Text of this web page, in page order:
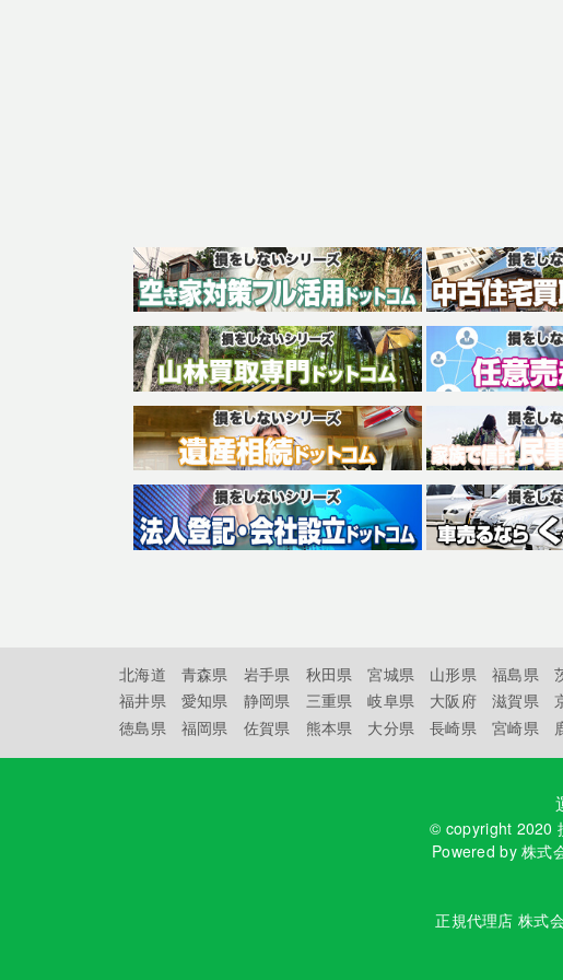
北海道 青森県 岩手県 秋田県 宮城県 山形県 福島県
福井県
愛知県 静岡県 三重県 岐阜県 大阪府 滋賀県
徳島県
福岡県 佐賀県 熊本県 大分県 長崎県 宮崎県
© copyright 2020
Powered by株式
正規代理店 株式